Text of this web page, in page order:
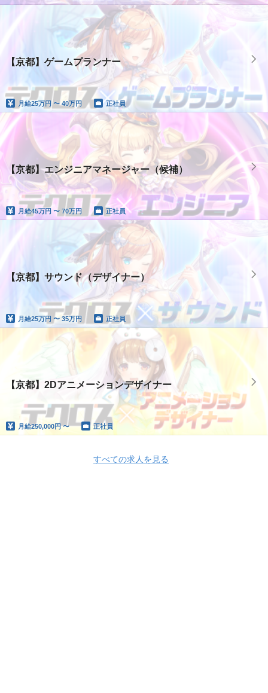
【京都】ゲームプランナー
月給25万円 〜 40万円 正社員
【京都】エンジニアマネージャー（候補）
月給45万円 〜 70万円 正社員
【京都】サウンド（デザイナー）
月給25万円 〜 35万円 正社員
【京都】2Dアニメーションデザイナー
月給250,000円 〜 正社員
すべての求人を見る